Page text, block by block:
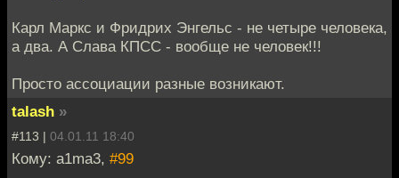
Карл Маркс и Фридрих Энгельс - не четыре человека,
а два. А Слава КПСС - вообще не человек!!!
Просто ассоциации разные возникают.
talash »
#113 | 04.01.11 18:40
Кому: a1ma3, #99